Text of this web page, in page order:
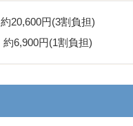
約20,600円(3割負担)
約6,900円(1割負担)